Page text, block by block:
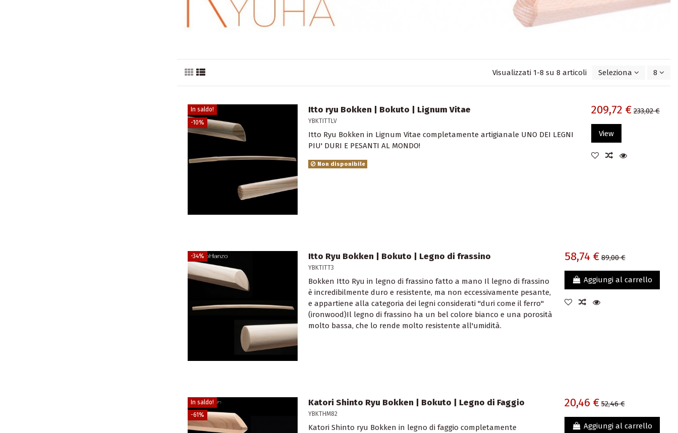
Visualizzati 1-8 su 8 articoli Seleziona 8
In saldo!
-10%
Itto ryu Bokken | Bokuto | Lignum Vitae
YBKTITTLV
Itto Ryu Bokken in Lignum Vitae completamente artigianale UNO DEI LEGNI
PIU' DURI E PESANTI AL MONDO!
Non disponibile
209,72 € 233,02 €
View
-34% Itto Ryu Bokken | Bokuto | Legno di frassino
YBKTITT3
Bokken Itto Ryu in legno di frassino fatto a mano Il legno di frassino
è incredibilmente duro e resistente, ma non eccessivamente pesante,
e appartiene alla categoria dei legni considerati "duri come il ferro"
(ironwood)Il legno di frassino ha un bel colore bianco e una porosità
molto bassa, che lo rende molto resistente all'umidità.
58,74 € 89,00 €
Aggiungi al carrello
In saldo!
-61%
Katori Shinto Ryu Bokken | Bokuto | Legno di Faggio
YBKTHM82
Katori Shinto ryu Bokken in legno di faggio completamente
20,46 € 52,46 €
Aggiungi al carrello